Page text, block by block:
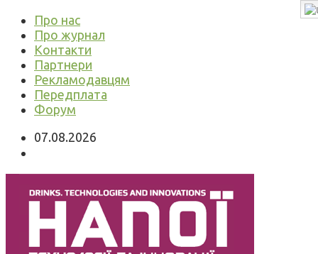
Про нас
Про журнал
Контакти
Партнери
Рекламодавцям
Передплата
Форум
07.08.2026